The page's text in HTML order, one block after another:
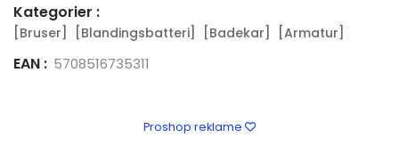
Kategorier :
[Bruser] [Blandingsbatteri] [Badekar] [Armatur]
EAN : 5708516735311
Proshop reklame